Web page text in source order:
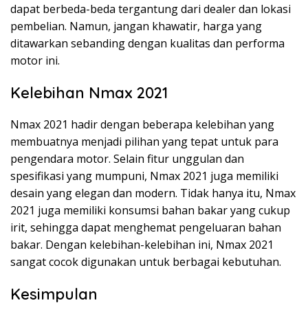
dapat berbeda-beda tergantung dari dealer dan lokasi
pembelian. Namun, jangan khawatir, harga yang
ditawarkan sebanding dengan kualitas dan performa
motor ini.
Kelebihan Nmax 2021
Nmax 2021 hadir dengan beberapa kelebihan yang
membuatnya menjadi pilihan yang tepat untuk para
pengendara motor. Selain fitur unggulan dan
spesifikasi yang mumpuni, Nmax 2021 juga memiliki
desain yang elegan dan modern. Tidak hanya itu, Nmax
2021 juga memiliki konsumsi bahan bakar yang cukup
irit, sehingga dapat menghemat pengeluaran bahan
bakar. Dengan kelebihan-kelebihan ini, Nmax 2021
sangat cocok digunakan untuk berbagai kebutuhan.
Kesimpulan